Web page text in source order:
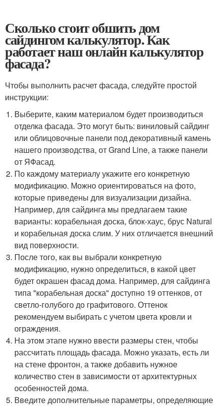
Сколько стоит обшить дом
сайдингом калькулятор. Как
работает наш онлайн калькулятор
фасада?
Чтобы выполнить расчет фасада, следуйте простой
инструкции:
Выберите, каким материалом будет производиться
отделка фасада. Это могут быть: виниловый сайдинг
или облицовочные панели под декоративный камень
нашего производства, от Grand Line, а также панели
от ЯФасад.
По каждому материалу укажите его конкретную
модификацию. Можно ориентироваться на фото,
которые приведены для визуализации дизайна.
Например, для сайдинга мы предлагаем такие
варианты: корабельная доска, блок-хаус, брус Natural
и корабельная доска слим. У них отличается внешний
вид поверхности.
После того, как вы выбрали конкретную
модификацию, нужно определиться, в какой цвет
будет окрашен фасад дома. Например, для сайдинга
типа "корабельная доска" доступно 19 оттенков, от
светло-голубого до графитового. Оттенок
рекомендуем выбирать с учетом цвета кровли и
ограждения.
На этом этапе нужно ввести размеры стен, чтобы
рассчитать площадь фасада. Можно указать, есть ли
на стене фронтон, а также добавить нужное
количество стен в зависимости от архитектурных
особенностей дома.
Введите дополнительные параметры, определяющие